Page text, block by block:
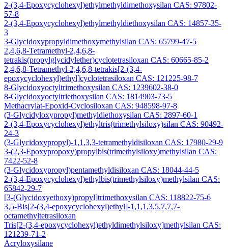
2-(3,4-Epoxycyclohexyl)ethylmethyldimethoxysilan CAS: 97802-
57-8
2-(3,4-Epoxycyclohexyl)ethylmethyldiethoxysilan CAS: 14857-35-
3
3-Glycidoxypropyldimethoxymethylsilan CAS: 65799-47-5
2,4,6,8-Tetramethyl-2,4,6,8-
tetrakis(propylglycidylether)cyclotetrasiloxan CAS: 60665-85-2
2,4,6,8-Tetramethyl-2,4,6,8-tetrakis[2-(3,4-
epoxycyclohexyl)ethyl]cyclotetrasiloxan CAS: 121225-98-7
8-Glycidoxyoctyltrimethoxysilan CAS: 1239602-38-0
8-Glycidoxyoctyltriethoxysilan CAS: 1814903-73-5
Methacrylat-Epoxid-Cyclosiloxan CAS: 948598-97-8
(3-Glycidyloxypropyl)methyldiethoxysilan CAS: 2897-60-1
2-(3,4-Epoxycyclohexyl)ethyltris(trimethylsiloxy)silan CAS: 90492-
24-3
(3-Glycidoxypropyl)-1,1,3,3-tetramethyldisiloxan CAS: 17980-29-9
3-(2,3-Epoxypropoxy)propylbis(trimethylsiloxy)methylsilan CAS:
7422-52-8
(3-Glycidoxypropyl)pentamethyldisiloxan CAS: 18044-44-5
2-(3,4-Epoxycyclohexyl)ethylbis(trimethylsiloxy)methylsilan CAS:
65842-29-7
[3-(Glycidoxyethoxy)propyl]trimethoxysilan CAS: 118822-75-6
3,5-Bis[2-(3,4-epoxycyclohexyl)ethyl]-1,1,1,3,5,7,7,7-
octamethyltetrasiloxan
Tris[2-(3,4-epoxycyclohexyl)ethyldimethylsiloxy]methylsilan CAS:
121239-71-2
Acryloxysilane